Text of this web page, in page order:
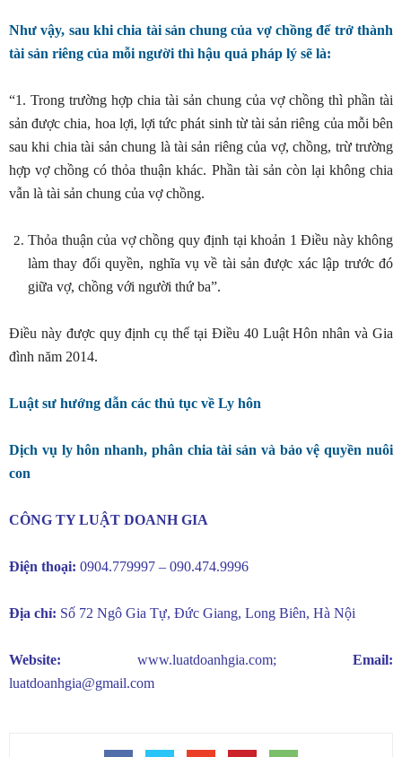
Như vậy, sau khi chia tài sản chung của vợ chồng để trở thành
tài sản riêng của mỗi người thì hậu quả pháp lý sẽ là:
“1. Trong trường hợp chia tài sản chung của vợ chồng thì phần tài
sản được chia, hoa lợi, lợi tức phát sinh từ tài sản riêng của mỗi bên
sau khi chia tài sản chung là tài sản riêng của vợ, chồng, trừ trường
hợp vợ chồng có thỏa thuận khác. Phần tài sản còn lại không chia
vẫn là tài sản chung của vợ chồng.
Thỏa thuận của vợ chồng quy định tại khoản 1 Điều này không
làm thay đổi quyền, nghĩa vụ về tài sản được xác lập trước đó
giữa vợ, chồng với người thứ ba”.
Điều này được quy định cụ thể tại Điều 40 Luật Hôn nhân và Gia
đình năm 2014.
Luật sư hướng dẫn các thủ tục về Ly hôn
Dịch vụ ly hôn nhanh, phân chia tài sản và bảo vệ quyền nuôi
con
CÔNG TY LUẬT DOANH GIA
Điện thoại: 0904.779997 – 090.474.9996
Địa chỉ: Số 72 Ngô Gia Tự, Đức Giang, Long Biên, Hà Nội
Website: www.luatdoanhgia.com; Email:
luatdoanhgia@gmail.com